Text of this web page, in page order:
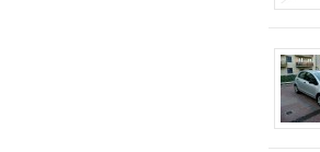
Toyota
2009